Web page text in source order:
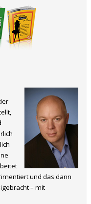
und das dann
– mit